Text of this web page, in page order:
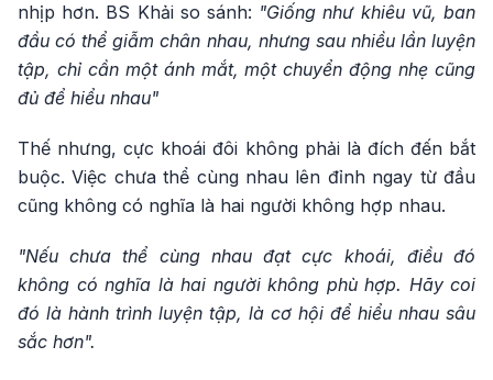
nhịp hơn. BS Khải so sánh: "Giống như khiêu vũ, ban
đầu có thể giẫm chân nhau, nhưng sau nhiều lần luyện
tập, chỉ cần một ánh mắt, một chuyển động nhẹ cũng
đủ để hiểu nhau"
Thế nhưng, cực khoái đôi không phải là đích đến bắt
buộc. Việc chưa thể cùng nhau lên đỉnh ngay từ đầu
cũng không có nghĩa là hai người không hợp nhau.
"Nếu chưa thể cùng nhau đạt cực khoái, điều đó
không có nghĩa là hai người không phù hợp. Hãy coi
đó là hành trình luyện tập, là cơ hội để hiểu nhau sâu
sắc hơn".